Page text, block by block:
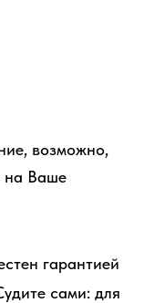
возможно,
на Ваше
гарантией
сами: для